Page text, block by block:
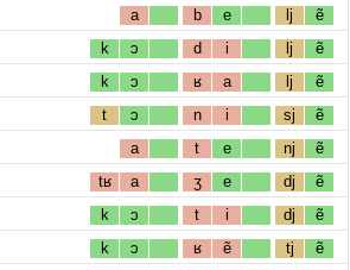
a b e lj ẽ
k ɔ d i lj ẽ
k ɔ ʁ a lj ẽ
t ɔ n i sj ẽ
a t e nj ẽ
tʁ a ʒ e dj ẽ
k ɔ t i dj ẽ
k ɔ ʁ ẽ tj ẽ